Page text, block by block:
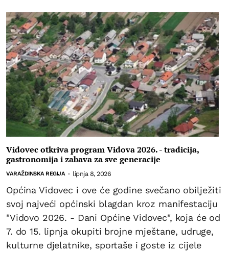
Vidovec otkriva program Vidova 2026. - tradicija,
gastronomija i zabava za sve generacije
VARAŽDINSKA REGIJA - lipnja 8, 2026
Općina Vidovec i ove će godine svečano obilježiti
svoj najveći općinski blagdan kroz manifestaciju
"Vidovo 2026. - Dani Općine Vidovec", koja će od
7. do 15. lipnja okupiti brojne mještane, udruge,
kulturne djelatnike, sportaše i goste iz cijele